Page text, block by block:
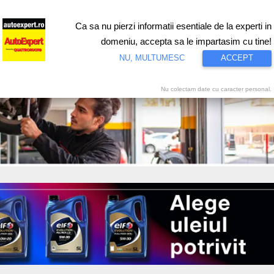
Test drive Motorsport Proiecte speciale Video
Ca sa nu pierzi informatii esentiale de la experti in
domeniu, accepta sa le impartasim cu tine!
NU, MULTUMESC ACCEPT
Nu colectam date cu caracter personal.